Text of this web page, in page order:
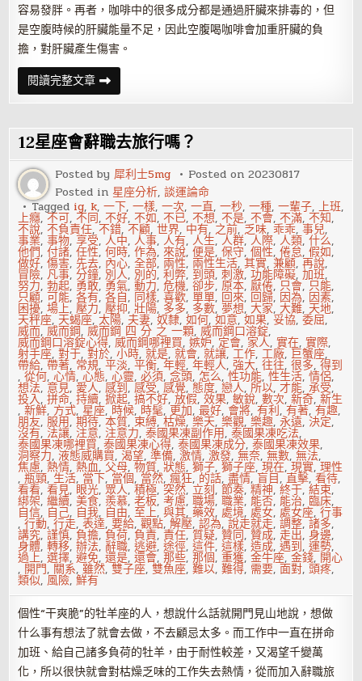
容易發胖。再者，咖啡中的很多成分都是通過肝臟來排毒的，但
是空腹時候的肝臟能量不足，因此空腹喝咖啡會加重肝臟的負
擔，對肝臟產生傷害。
閱讀完整文章空
腹
喝
啡
會
怎
麼
樣？
12星座會辭職去旅行嗎？
Posted by犀利士5mg Posted on20230817
Posted in 星座分析,談運論命
Tagged ig, k,一下,一樣,一次,一直,一秒,一種,一輩子,上班,
上癮,不可,不同,不好,不如,不已,不想,不是,不會,不滿,不知,
不說,不負責任,不錯,不顧,世界, 中有, 之前, 乏味,乖乖,事兒,
事業,事物,享受,人中,人事,人有,人生,人群,人際,人類,什么,
他們,付諸,任性,何時,作為,來說,便是,保守,個性,倦怠,假如,
做好,傷害,先去, 內心,全部, 兩性, 兩性生活,其實,兼顧,再說,
冒險,凡事,分鐘, 別人, 別的,利弊, 到頭,刺激,功能障礙,加班,
努力,勃起, 勇敢, 勇氣,動力,危機,卻步,原本,厭倦, 只會, 只能,
只顧,可能,各有,各自, 同樣,喜歡,單單, 回來, 回歸, 因為, 因素,
困擾,場上,壓力,壓抑,壯陽, 多多, 多數,夢想,大家,大難, 天地,
天秤座, 天蝎座,太陽, 夫妻,奴隸,如何,如意,如果,妥協,委屈,
威而,威而鋼,威而鋼 四 分 之 一顆,威而鋼口溶錠,
威而鋼口溶錠心得,威而鋼哪裡買,嫉妒, 定會, 家人,實在,實際,
射手座,對于,對於,小時,就是,就會,就讓,工作,工廠, 巨蟹座,
帶給,帶著, 常規,平淡,平衡,年輕,年輕人,強大,往往,很多,得到
,從何,心情,心態,心靈,必須,念頭, 怎么,性功能,性生活,情侶,
想法, 意見, 愛人,感到,感受,感覺, 態度,戀人,所以,才能,承受,
投入,拼命,持續,掀起,搞不好,放假,效果,敏銳,數次,新奇,新生
,新鮮, 方式, 星座, 時候, 時髦, 更加,最好, 會將,有利,有著,有趣,
朋友,服用,期待,本質,束縛,枯燥,樂天,樂觀,樂趣,永遠,決定,
沒有, 法讓, 注意, 注意力,泰國果凍副作用,泰國果凍吃法,
泰國果凍哪裡買,泰國果凍心得,泰國果凍成分,泰國果凍效果,
洞察力,液態威購買,渴望,準備,激情,激發,無奈,無數,無法,
焦慮,熱情,熱血,父母,物質,狀態,獅子,獅子座,現在,現實,理性
,瓶頸,生活, 當下, 當個, 當然,瘋狂, 的話,盡情,盲目,直擊,看待,
看看,看見, 眼光,眾人,積極,突然,立刻,節奏,精神,終于,結束,
綁架,繼續,美食,羨慕,老板,考慮,職場,職業, 能否, 能治, 臨床,
自信, 自己, 自我, 自由,至上,與其,藥效, 處境, 處女, 處女座,行事
,行動,行走,表達,要給,觀點,解壓,認為,說走就走,調整,諸多,
講究,謹慎,負擔,負荷,負責,責任,質疑,贊同,贊成,走出,身邊,
身體,轉移,辦法, 辭職,逃避,途徑,這件,這樣,造成,遇到,運勢,
過上,選擇,避免,還是,還會,那些,那個,重獲,金牛座,金錢, 開心
, 開門, 關系,雖然,雙子座,雙魚座,難以,難得, 需要,面對,頭疼,
類似, 風險,鮮有
個性“干爽脆”的牡羊座的人，想說什么話就開門見山地說，想做
什么事有想法了就會去做，不去顧忌太多。而工作中一直在拼命
加班、給自己諸多負荷的牡羊，由于耐性較差，又渴望千變萬
化，所以很快就會對枯燥乏味的工作失去熱情，從而加入辭職旅